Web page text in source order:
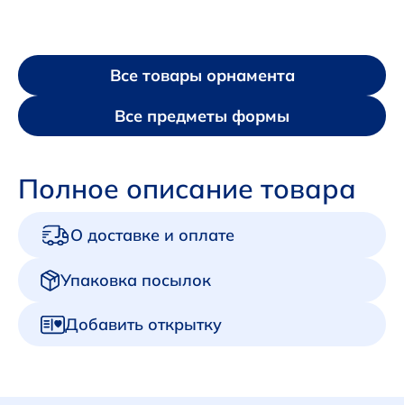
Все товары орнамента
Все предметы формы
Полное описание товара
О доставке и оплате
Упаковка посылок
Добавить открытку